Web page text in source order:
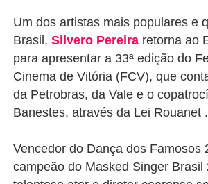
Um dos artistas mais populares e
Brasil,Silvero Pereira retorna ao
para apresentar a 33ª edição do
Cinema de Vitória (FCV), que
da Petrobras, da Vale e o
Banestes, através da Lei Rouanet .
Vencedor do Dança dos Famosos
campeão do Masked Singer Brasil